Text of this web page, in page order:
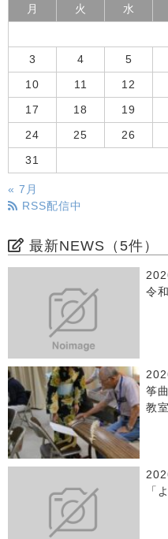
月 火 水
3 4 5
10 11 12
17 18 19
24 25 26
31
« 7月
RSS配信中
最新NEWS（5件）
令
筝
教
「